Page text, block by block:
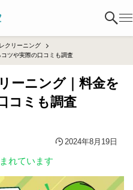
クリーニング
ツや実際の口コミも調査
ーニング｜料金を
コミも調査
2024年8月19日
れています